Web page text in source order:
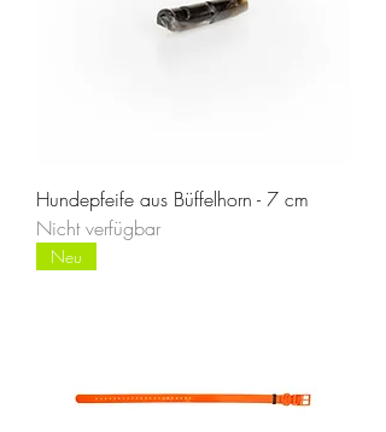
Hundepfeife aus Büffelhorn - 7 cm
Nicht verfügbar
Neu